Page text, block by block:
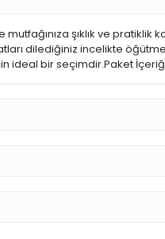
şıklık ve pratiklik
dilediğiniz incelikte
bir seçimdir.Paket